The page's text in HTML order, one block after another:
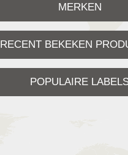
MERKEN
RECENT BEKEKEN
POPULAIRE